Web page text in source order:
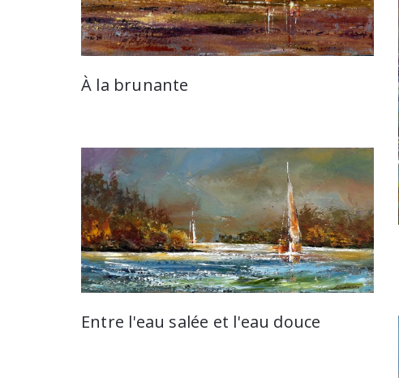
À la brunante
Entre l'eau salée et l'eau douce